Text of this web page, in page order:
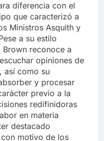
diferencia con el
que caracterizó a
Ministros Asquith y
a su estilo
reconoce a
opiniones de
así como su
y procesar
previo a la
redifinidoras
en materia
destacado
motivo de los